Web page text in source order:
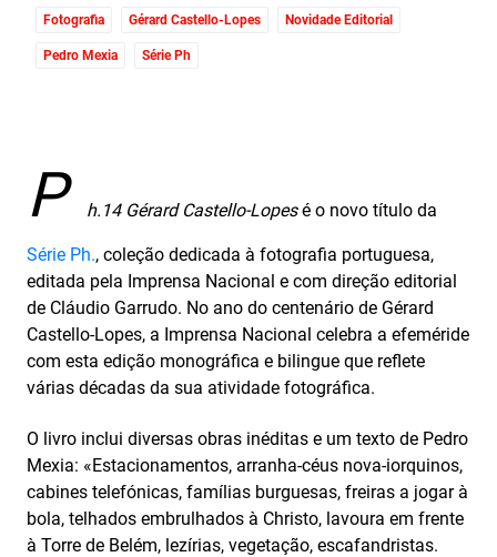
Fotografia Gérard Castello-Lopes Novidade Editorial
Pedro Mexia Série Ph
P h.14 Gérard Castello-Lopesé o novo título da
Série Ph., coleção dedicada à fotografia portuguesa,
editada pela Imprensa Nacional e com direção editorial
de Cláudio Garrudo. No ano do centenário de Gérard
Castello-Lopes, a Imprensa Nacional celebra a efeméride
com esta edição monográfica e bilingue que reflete
várias décadas da sua atividade fotográfica.
O livro inclui diversas obras inéditas e um texto de Pedro
Mexia: «Estacionamentos, arranha-céus nova-iorquinos,
cabines telefónicas, famílias burguesas, freiras a jogar à
bola, telhados embrulhados à Christo, lavoura em frente
à Torre de Belém, lezírias, vegetação, escafandristas.